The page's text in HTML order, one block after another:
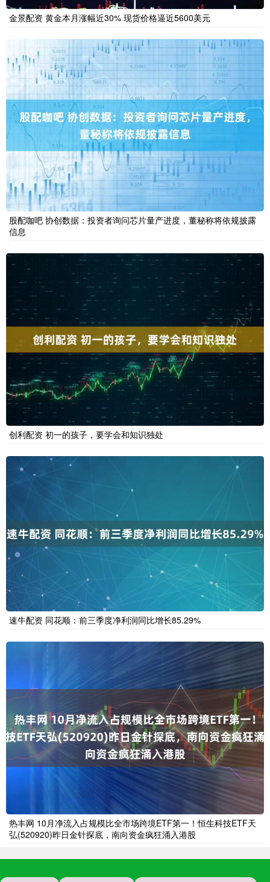
金景配资 黄金本月涨幅近30% 现货价格逼近5600美元
股配咖吧 协创数据：投资者询问芯片量产进度，董秘称将依规披露
信息
创利配资 初一的孩子，要学会和知识独处
速牛配资 同花顺：前三季度净利润同比增长85.29%
热丰网 10月净流入占规模比全市场跨境ETF第一！恒生科技ETF天
弘(520920)昨日金针探底，南向资金疯狂涌入港股